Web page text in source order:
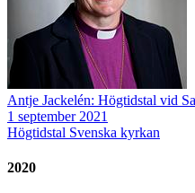
Antje Jackelén: Högtidstal vid
1 september 2021
Högtidstal Svenska kyrkan
2020